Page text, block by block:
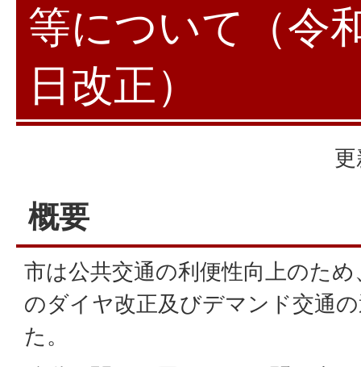
等について（令
日改正）
概要
市は公共交通の利便性向上のた
のダイヤ改正及びデマンド交通
た。